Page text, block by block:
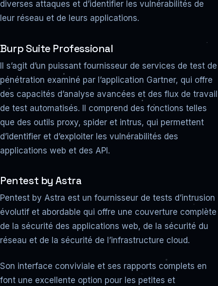
diverses attaques et d’identifier les vulnérabilités de
leur réseau et de leurs applications.
Burp Suite Professional
Il s’agit d’un puissant fournisseur de services de test de
pénétration examiné par l’application Gartner, qui offre
des capacités d’analyse avancées et des flux de travail
de test automatisés. Il comprend des fonctions telles
que des outils proxy, spider et intrus, qui permettent
d’identifier et d’exploiter les vulnérabilités des
applications web et des API.
Pentest by Astra
Pentest by Astra est un fournisseur de tests d’intrusion
évolutif et abordable qui offre une couverture complète
de la sécurité des applications web, de la sécurité du
réseau et de la sécurité de l’infrastructure cloud.
Son interface conviviale et ses rapports complets en
font une excellente option pour les petites et